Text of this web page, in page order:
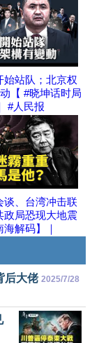
始站队；北京权
【 #晓坤话时局
#人民报
谈、台湾冲击联
政局恐现大地震
海解码】｜
后大佬 2025/7/28